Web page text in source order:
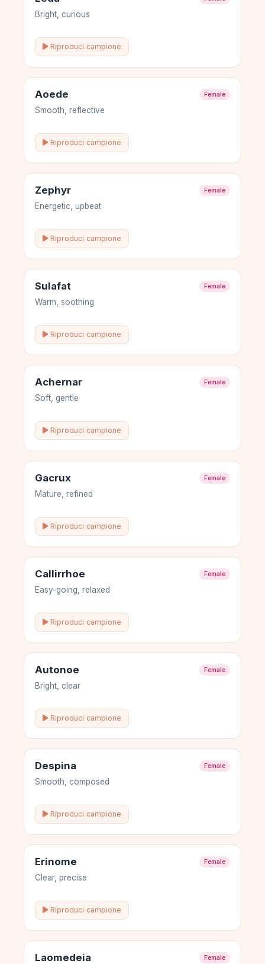
Bright, curious
Riproduci campione
Aoede Female
Smooth, reflective
Riproduci campione
Zephyr Female
Energetic, upbeat
Riproduci campione
Sulafat Female
Warm, soothing
Riproduci campione
Achernar Female
Soft, gentle
Riproduci campione
Gacrux Female
Mature, refined
Riproduci campione
Callirrhoe Female
Easy-going, relaxed
Riproduci campione
Autonoe Female
Bright, clear
Riproduci campione
Despina Female
Smooth, composed
Riproduci campione
Erinome Female
Clear, precise
Riproduci campione
Laomedeia Female